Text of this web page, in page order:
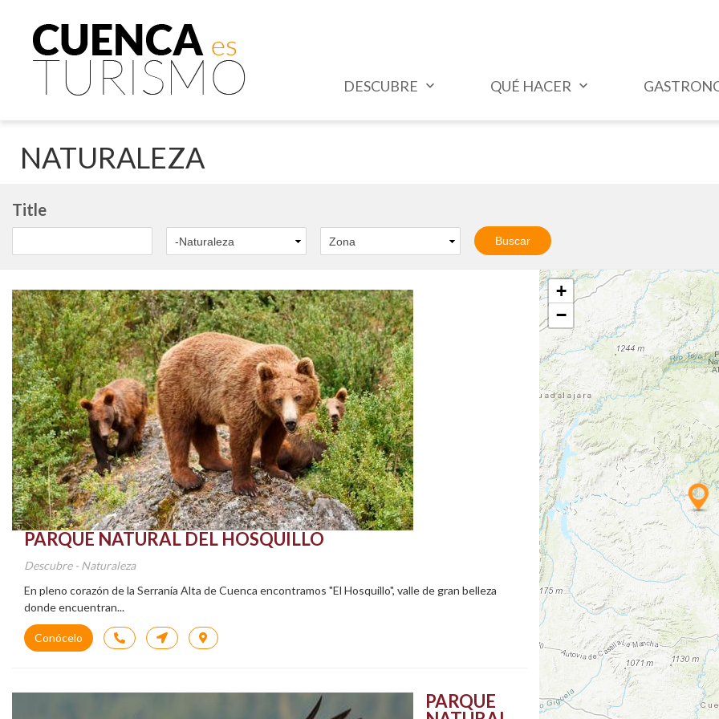
DESCUBRE QUÉ HACER
NATURALEZA
Title
PARQUE NATURAL DEL HOSQUILLO
Descubre - Naturaleza
En pleno corazón de la Serranía Alta de Cuenca encontramos "El Hosquillo", valle de gran belleza
donde encuentran...
Conócelo
PARQUE
+
−